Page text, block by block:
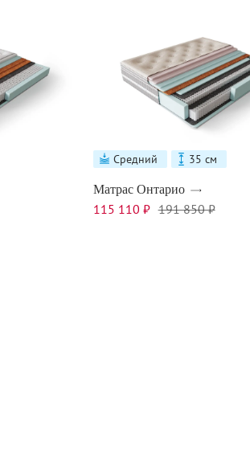
Средний 35 см
Матрас Онтарио
115 110 ₽ 191 850 ₽